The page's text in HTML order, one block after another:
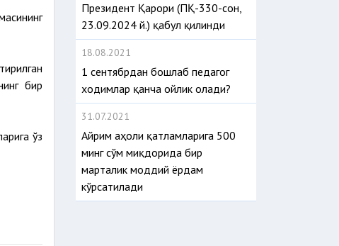
бир
ўз
Президент Қарори (ПҚ-330-сон,
23.09.2024 й.) қабул қилинди
18.08.2021
1 сентябрдан бошлаб педагог
ходимлар қанча ойлик олади?
31.07.2021
Айрим аҳоли қатламларига 500
минг сўм миқдорида бир
марталик моддий ёрдам
кўрсатилади